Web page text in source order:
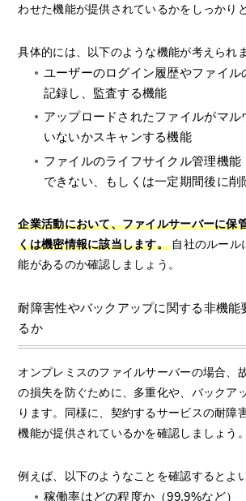
わせた機能が提供されているかをしっかり
具体的には、以下のような機能が考えられま
ユーザーのログイン履歴やファイル
記録し、監査する機能
アップロードされたファイルがマル
いないかスキャンする機能
ファイルのライフサイクル管理機能
できない、もしくは一定期間後に削
企業活動において、ファイルサーバーに保
くは機密情報に該当します。自社のルール
能があるのか確認しましょう。
耐障害性やバックアップに関する非機能
るか
オンプレミスのファイルサーバーの場合、
の損失を防ぐために、多重化や、バックア
ります。同様に、契約するサービスの耐障
機能が提供されているかを確認しましょう。
例えば、以下のようなことを確認するとよ
稼働率はどの程度か（99.9%など）